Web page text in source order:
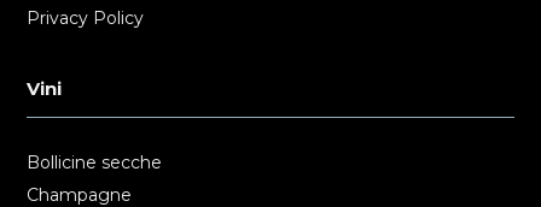
Privacy Policy
Vini
Bollicine secche
Champagne